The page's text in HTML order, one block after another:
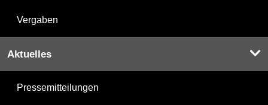
Vergaben
Aktuelles
Pressemitteilungen